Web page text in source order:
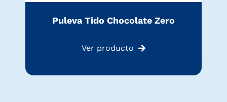
Puleva Tido Chocolate Zero
Ver producto